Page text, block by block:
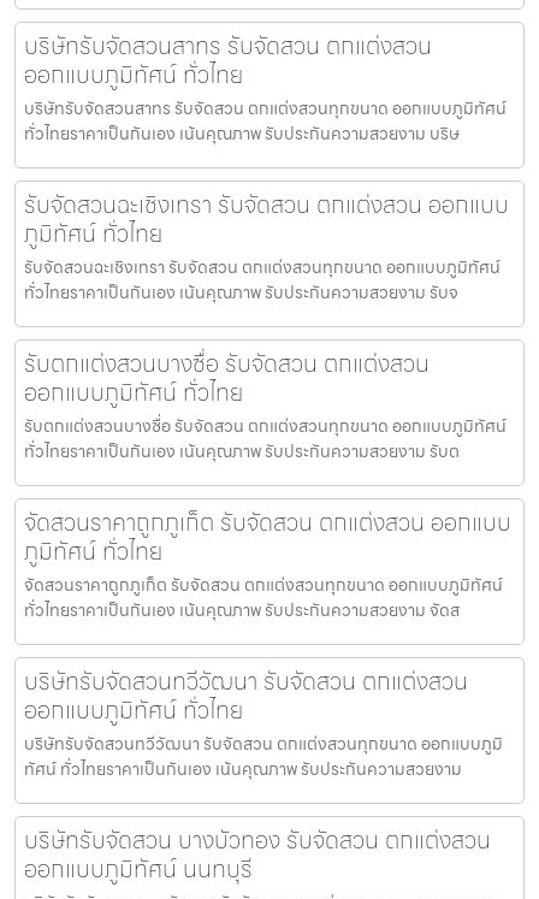
บริษัทรับจัดสวนสาทร รับจัดสวน ตกแต่งสวน
ออกแบบภูมิทัศน์ ทั่วไทย
บริษัทรับจัดสวนสาทร รับจัดสวน ตกแต่งสวนทุกขนาด ออกแบบภูมิทัศน์
ทั่วไทยราคาเป็นกันเอง เน้นคุณภาพ รับประกันความสวยงาม บริษ
รับจัดสวนฉะเชิงเทรา รับจัดสวน ตกแต่งสวน ออกแบบ
ภูมิทัศน์ ทั่วไทย
รับจัดสวนฉะเชิงเทรา รับจัดสวน ตกแต่งสวนทุกขนาด ออกแบบภูมิทัศน์
ทั่วไทยราคาเป็นกันเอง เน้นคุณภาพ รับประกันความสวยงาม รับจ
รับตกแต่งสวนบางซื่อ รับจัดสวน ตกแต่งสวน
ออกแบบภูมิทัศน์ ทั่วไทย
รับตกแต่งสวนบางซื่อ รับจัดสวน ตกแต่งสวนทุกขนาด ออกแบบภูมิทัศน์
ทั่วไทยราคาเป็นกันเอง เน้นคุณภาพ รับประกันความสวยงาม รับต
จัดสวนราคาถูกภูเก็ต รับจัดสวน ตกแต่งสวน ออกแบบ
ภูมิทัศน์ ทั่วไทย
จัดสวนราคาถูกภูเก็ต รับจัดสวน ตกแต่งสวนทุกขนาด ออกแบบภูมิทัศน์
ทั่วไทยราคาเป็นกันเอง เน้นคุณภาพ รับประกันความสวยงาม จัดส
บริษัทรับจัดสวนทวีวัฒนา รับจัดสวน ตกแต่งสวน
ออกแบบภูมิทัศน์ ทั่วไทย
บริษัทรับจัดสวนทวีวัฒนา รับจัดสวน ตกแต่งสวนทุกขนาด ออกแบบภูมิ
ทัศน์ ทั่วไทยราคาเป็นกันเอง เน้นคุณภาพ รับประกันความสวยงาม
บริษัทรับจัดสวน บางบัวทอง รับจัดสวน ตกแต่งสวน
ออกแบบภูมิทัศน์ นนทบุรี